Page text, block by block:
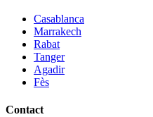
Casablanca
Marrakech
Rabat
Tanger
Agadir
Fès
Contact